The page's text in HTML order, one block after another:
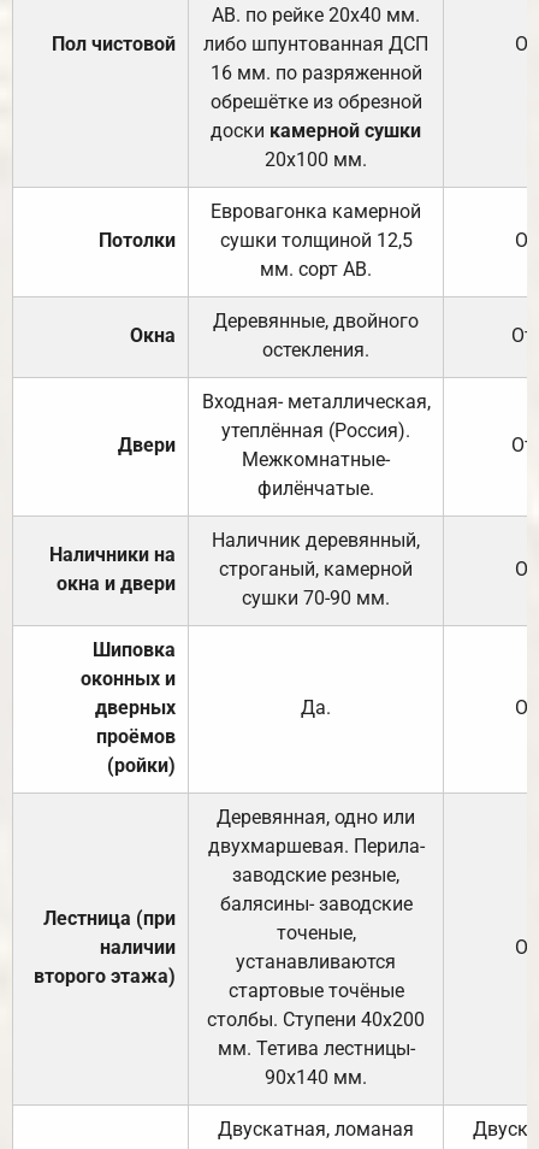
Пол чистовой
АВ. по рейке 20х40 мм.
либо шпунтованная ДСП
16 мм. по разряженной
обрешётке из обрезной
доски камерной сушки
20х100 мм.
Потолки
Евровагонка камерной
сушки толщиной 12,5
мм. сорт АВ.
Окна
Деревянные, двойного
остекления.
Двери
Входная- металлическая,
утеплённая (Россия).
Межкомнатные-
филёнчатые.
Наличники на
окна и двери
Наличник деревянный,
строганый, камерной
сушки 70-90 мм.
Шиповка
оконных и
дверных
проёмов
(ройки)
Да.
Лестница (при
наличии
второго этажа)
Деревянная, одно или
двухмаршевая. Перила-
заводские резные,
балясины- заводские
точеные,
устанавливаются
стартовые точёные
столбы. Ступени 40х200
мм. Тетива лестницы-
90х140 мм.
Двускатная, ломаная